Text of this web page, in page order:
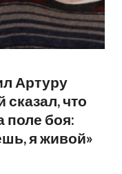
Артуру
что
поле боя:
я живой»